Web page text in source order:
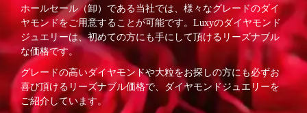
ホールセール（卸）である当社では、様々なグレードのダイ
ヤモンドをご用意することが可能です。Luxyのダイヤモンド
ジュエリーは、初めての方にも手にして頂けるリーズナブル
な価格です。
グレードの高いダイヤモンドや大粒をお探しの方にも必ずお
喜び頂けるリーズナブル価格で、ダイヤモンドジュエリーを
ご紹介しています。